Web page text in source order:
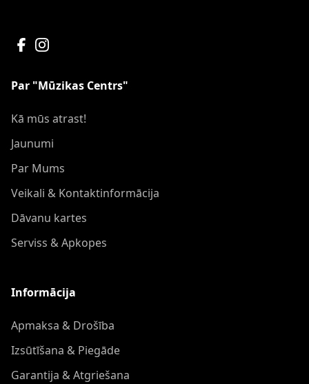
Par "Mūzikas Centrs"
Kā mūs atrast!
Jaunumi
Par Mums
Veikali & Kontaktinformācija
Dāvanu kartes
Serviss & Apkopes
Informācija
Apmaksa & Drošība
Izsūtīšana & Piegāde
Garantija & Atgriešana